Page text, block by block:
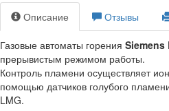
Описание Отзывы
Газовые автоматы горения Siemens
прерывистым режимом работы.
Контроль пламени осуществляет
помощью датчиков голубого
LMG.